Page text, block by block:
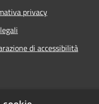
privacy
di accessibilità